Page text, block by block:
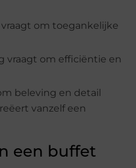
om toegankelijke
vraagt om efficiëntie en
beleving en detail
vanzelf een
een buffet